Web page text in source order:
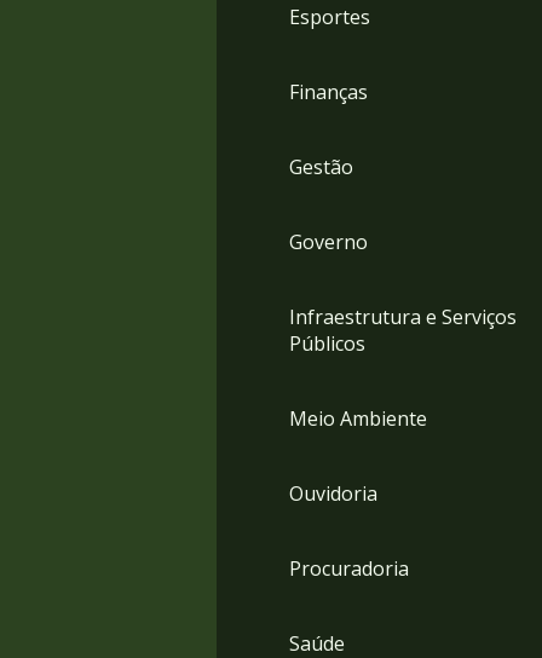
Esportes
Finanças
Gestão
Governo
Infraestrutura e Serviços
Públicos
Meio Ambiente
Ouvidoria
Procuradoria
Saúde